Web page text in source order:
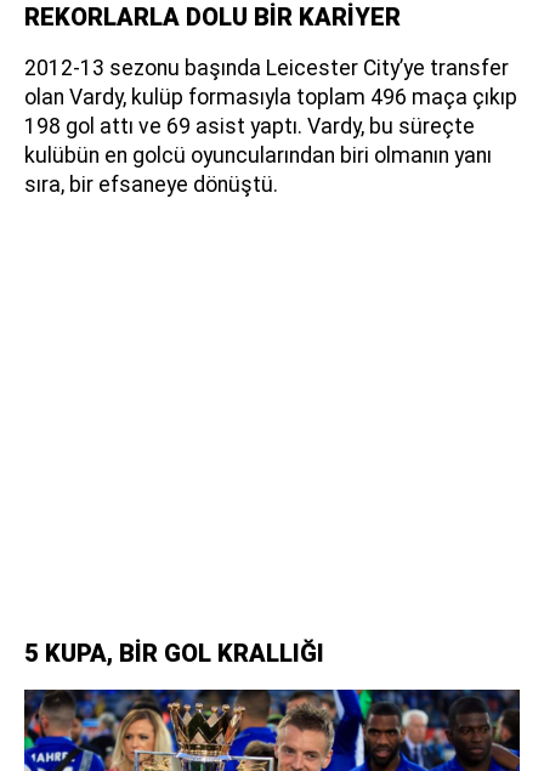
REKORLARLA DOLU BİR KARİYER
2012-13 sezonu başında Leicester City’ye transfer
olan Vardy, kulüp formasıyla toplam 496 maça çıkıp
198 gol attı ve 69 asist yaptı. Vardy, bu süreçte
kulübün en golcü oyuncularından biri olmanın yanı
sıra, bir efsaneye dönüştü.
5 KUPA, BİR GOL KRALLIĞI